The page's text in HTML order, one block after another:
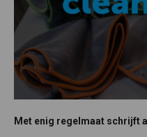
Met enig regelmaat schrijft